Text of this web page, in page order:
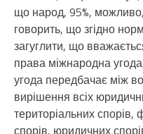
що народ, 95%,
говорить, що згідно
загуглити, що
права міжнародна
угода передбачає між
вирішення всіх
територіальних
спорів, юридичних